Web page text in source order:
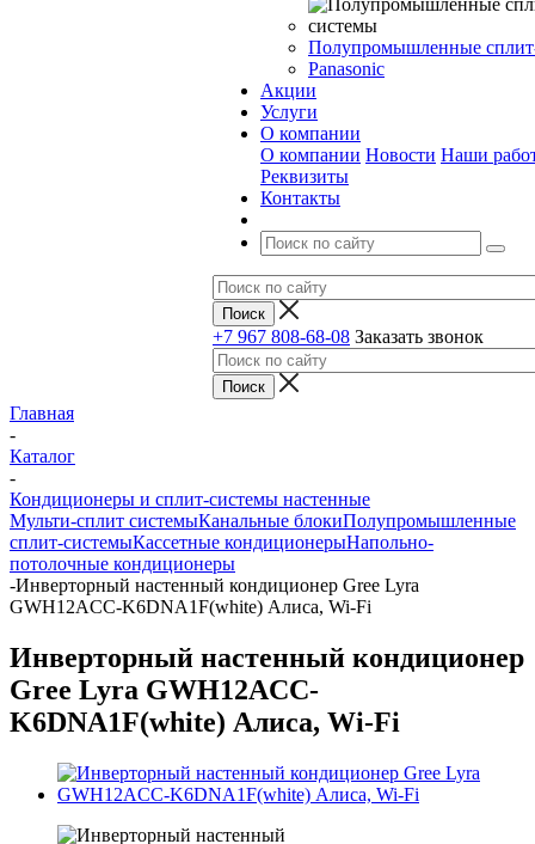
Полупромышленные
Panasonic
Акции
Услуги
О компании
О компании Новости Наши
Реквизиты
Контакты
+7 967 808-68-08 Заказать звонок
Главная
-
Каталог
-
Кондиционеры и сплит-системы настенные
Мульти-сплит системыКанальные блокиПолупромышленные
сплит-системыКассетные кондиционерыНапольно-
потолочные кондиционеры
-Инверторный настенный кондиционер Gree Lyra
GWH12ACC-K6DNA1F(white) Алиса, Wi-Fi
Инверторный настенный кондиционер
Gree Lyra GWH12ACC-
K6DNA1F(white) Алиса, Wi-Fi